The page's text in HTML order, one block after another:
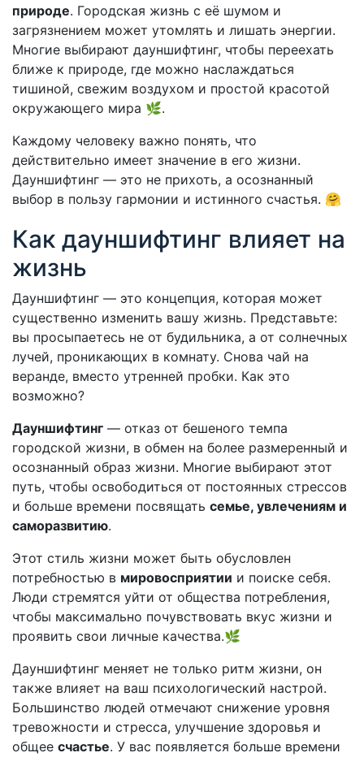
природе. Городская жизнь с её шумом и
загрязнением может утомлять и лишать энергии.
Многие выбирают дауншифтинг, чтобы переехать
ближе к природе, где можно наслаждаться
тишиной, свежим воздухом и простой красотой
окружающего мира 🌿.
Каждому человеку важно понять, что
действительно имеет значение в его жизни.
Дауншифтинг — это не прихоть, а осознанный
выбор в пользу гармонии и истинного счастья. 🤗
Как дауншифтинг влияет на
жизнь
Дауншифтинг — это концепция, которая может
существенно изменить вашу жизнь. Представьте:
вы просыпаетесь не от будильника, а от солнечных
лучей, проникающих в комнату. Снова чай на
веранде, вместо утренней пробки. Как это
возможно?
Дауншифтинг — отказ от бешеного темпа
городской жизни, в обмен на более размеренный и
осознанный образ жизни. Многие выбирают этот
путь, чтобы освободиться от постоянных стрессов
и больше времени посвящать семье, увлечениям и
саморазвитию.
Этот стиль жизни может быть обусловлен
потребностью в мировосприятии и поиске себя.
Люди стремятся уйти от общества потребления,
чтобы максимально почувствовать вкус жизни и
проявить свои личные качества.🌿
Дауншифтинг меняет не только ритм жизни, он
также влияет на ваш психологический настрой.
Большинство людей отмечают снижение уровня
тревожности и стресса, улучшение здоровья и
общее счастье. У вас появляется больше времени